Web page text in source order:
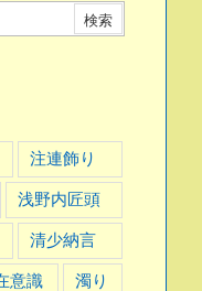
注連飾り
浅野内匠頭
清少納言
意識 濁り